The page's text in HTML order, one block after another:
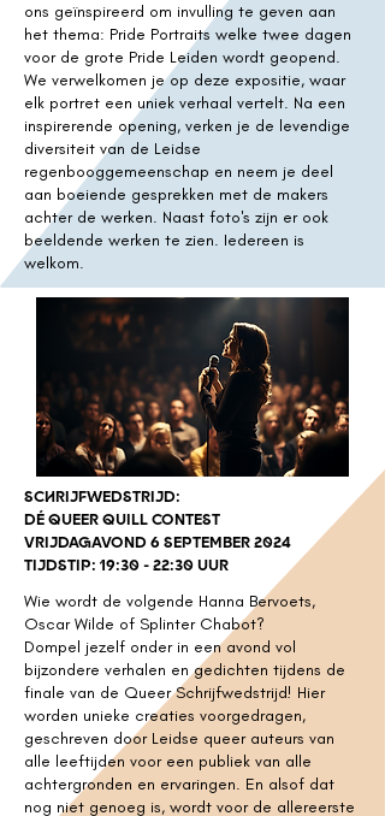
ons geïnspireerd om invulling te geven aan
het thema: Pride Portraits welke twee dagen
voor de grote Pride Leiden wordt geopend.
We verwelkomen je op deze expositie, waar
elk portret een uniek verhaal vertelt. Na een
inspirerende opening, verken je de levendige
diversiteit van de Leidse
regenbooggemeenschap en neem je deel
aan boeiende gesprekken met de makers
achter de werken. Naast foto's zijn er ook
beeldende werken te zien. Iedereen is
welkom.
SCHRIJFWEDSTRIJD:
DÉ QUEER QUILL CONTEST
VRIJDAGAVOND 6 SEPTEMBER 2024
TIJDSTIP: 19:30 - 22:30 UUR
Wie wordt de volgende Hanna Bervoets,
Oscar Wilde of Splinter Chabot?
Dompel jezelf onder in een avond vol
bijzondere verhalen en gedichten tijdens de
finale van de Queer Schrijfwedstrijd! Hier
worden unieke creaties voorgedragen,
geschreven door Leidse queer auteurs van
alle leeftijden voor een publiek van alle
achtergronden en ervaringen. En alsof dat
nog niet genoeg is, wordt voor de allereerste